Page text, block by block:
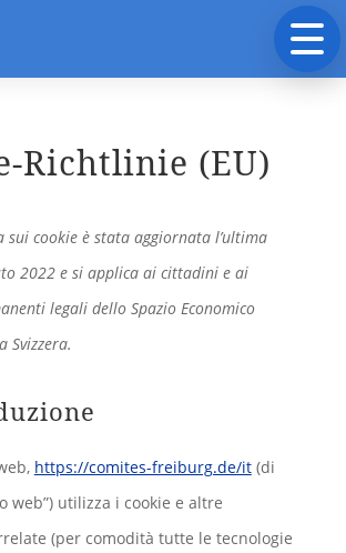
Richtlinie (EU)
sui cookie è stata aggiornata l’ultima
2022 e si applica ai cittadini e ai
legali dello Spazio Economico
Svizzera.
https://comites-freiburg.de/it(di
web”) utilizza i cookie e altre
(per comodità tutte le tecnologie